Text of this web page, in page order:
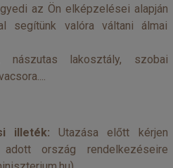
az Ön elképzelései alapján
segítünk valóra váltani álmai
nászutas lakosztály, szobai
illeték: Utazása előtt kérjen
ország rendelkezéseire